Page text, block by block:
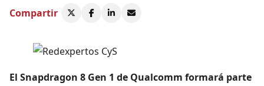
Compartir
El Snapdragon 8 Gen 1 de Qualcomm formará parte